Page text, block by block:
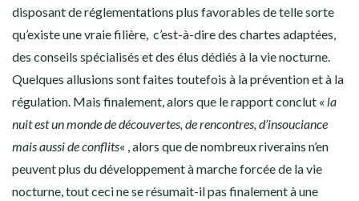
disposant de réglementations plus favorables de telle sorte
qu’existe une vraie filière, c’est-à-dire des chartes adaptées,
des conseils spécialisés et des élus dédiés à la vie nocturne.
Quelques allusions sont faites toutefois à la prévention et à la
régulation. Mais finalement, alors que le rapport conclut « la
nuit est un monde de découvertes, de rencontres, d’insouciance
mais aussi de conflits« , alors que de nombreux riverains n’en
peuvent plus du développement à marche forcée de la vie
nocturne, tout ceci ne se résumait-il pas finalement à une